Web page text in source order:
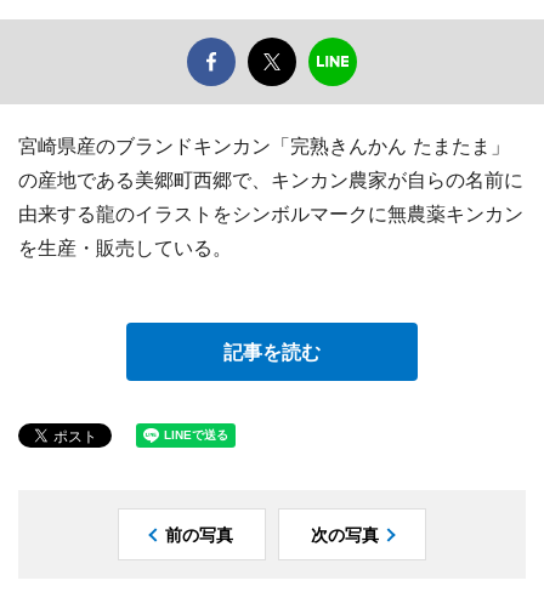
宮崎県産のブランドキンカン「完熟きんかん たまたま」
の産地である美郷町西郷で、キンカン農家が自らの名前に
由来する龍のイラストをシンボルマークに無農薬キンカン
を生産・販売している。
記事を読む
前の写真 次の写真